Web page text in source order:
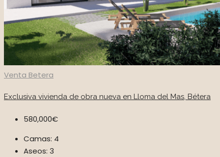
Venta Betera
Exclusiva vivienda de obra nueva en Lloma del Mas, Bétera
580,000€
Camas: 4
Aseos: 3